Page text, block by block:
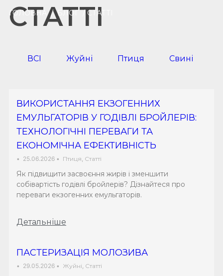
ГОЛОВНА / БЛОГ / СТАТТІ
СТАТТІ
ВСІ Жуйні Птиця Свині
ВИКОРИСТАННЯ ЕКЗОГЕННИХ
ЕМУЛЬГАТОРІВ У ГОДІВЛІ БРОЙЛЕРІВ:
ТЕХНОЛОГІЧНІ ПЕРЕВАГИ ТА
ЕКОНОМІЧНА ЕФЕКТИВНІСТЬ
• 25.06.2026 • Птиця, Статті
Як підвищити засвоєння жирів і зменшити
собівартість годівлі бройлерів? Дізнайтеся про
переваги екзогенних емульгаторів.
Детальніше
ПАСТЕРИЗАЦІЯ МОЛОЗИВА
• 29.05.2026 • Жуйні, Статті